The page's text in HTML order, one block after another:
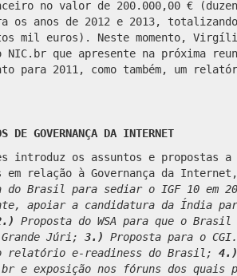
no valor de 200.000,00 €
os anos de 2012 e 2013,
mil euros). Neste momento,
que apresente na próxima
para 2011, como também, um
DE GOVERNANÇA DA INTERNET
introduz os assuntos e propostas
em relação à Governança da
do Brasil para sediar o IGF 10 em
apoiar a candidatura da Índia
Proposta do WSA para que o Brasil
Júri; 3.)
Proposta para o
relatório e-readiness do Brasil; 4.)
e exposição nos fóruns dos quais